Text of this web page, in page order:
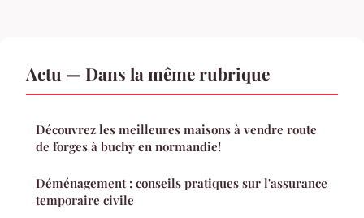
Actu — Dans la même rubrique
Découvrez les meilleures maisons à vendre route
de forges à buchy en normandie!
Déménagement : conseils pratiques sur l'assurance
temporaire civile